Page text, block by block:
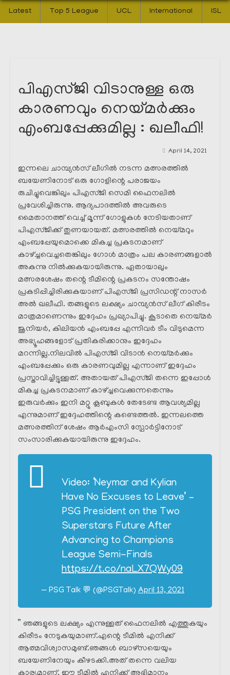
Latest Top 5 League UCL International ISL
പിഎസ്ജി വിടാനുള്ള ഒരു
കാരണവും നെയ്മർക്കും
എംബപ്പേക്കുമില്ല : ഖലീഫി!
April 14, 2021
ഇന്നലെ ചാമ്പ്യൻസ് ലീഗിൽ നടന്ന മത്സരത്തിൽ
ബയേണിനോട് ഒരു ഗോളിന്റെ പരാജയം
രുചിച്ചുവെങ്കിലും പിഎസ്ജി സെമി ഫൈനലിൽ
പ്രവേശിച്ചിരുന്നു. ആദ്യപാദത്തിൽ അവരുടെ
മൈതാനത്ത് വെച്ച് മൂന്ന് ഗോളുകൾ നേടിയതാണ്
പിഎസ്ജിക്ക് തുണയായത്. മത്സരത്തിൽ നെയ്മറും
എംബപ്പേയുമൊക്കെ മികച്ച പ്രകടനമാണ്
കാഴ്ച്ചവെച്ചതെങ്കിലും ഗോൾ മാത്രം പല കാരണങ്ങളാൽ
അകന്നു നിൽക്കുകയായിരുന്നു. ഏതായാലും
മത്സരശേഷം തന്റെ ടീമിന്റെ പ്രകടനം സന്തോഷം
പ്രകടിപ്പിച്ചിരിക്കുകയാണ് പിഎസ്ജി പ്രസിഡന്റ്‌ നാസർ
അൽ ഖലീഫി. തങ്ങളുടെ ലക്ഷ്യം ചാമ്പ്യൻസ് ലീഗ് കിരീടം
മാത്രമാണെന്നും ഇദ്ദേഹം പ്രഖ്യാപിച്ചു. കൂടാതെ നെയ്മർ
ജൂനിയർ, കിലിയൻ എംബപ്പേ എന്നിവർ ടീം വിടുമെന്ന
അഭ്യൂഹങ്ങളോട് പ്രതികരിക്കാനും ഇദ്ദേഹം
മറന്നില്ല.നിലവിൽ പിഎസ്ജി വിടാൻ നെയ്മർക്കും
എംബപ്പേക്കും ഒരു കാരണവുമില്ല എന്നാണ് ഇദ്ദേഹം
പ്രസ്താവിച്ചിട്ടുള്ളത്. അതായത് പിഎസ്ജി തന്നെ ഇപ്പോൾ
മികച്ച പ്രകടനമാണ് കാഴ്ച്ചവെക്കുന്നതെന്നും
ഇരുവർക്കും ഇനി മറ്റു ക്ലബുകൾ തേടേണ്ട ആവശ്യമില്ല
എന്നുമാണ് ഇദ്ദേഹത്തിന്റെ കണ്ടെത്തൽ. ഇന്നലത്തെ
മത്സരത്തിന് ശേഷം ആർഎംസി സ്പോർട്ടിനോട്
സംസാരിക്കുകയായിരുന്നു ഇദ്ദേഹം.
Video: ‘Neymar and Kylian
Have No Excuses to Leave’ –
PSG President on the Two
Superstars Future After
Advancing to Champions
League Semi-Finals
https://t.co/naLX7QWy09
— PSG Talk 💬 (@PSGTalk) April 13, 2021
” ഞങ്ങളുടെ ലക്ഷ്യം എന്നുള്ളത് ഫൈനലിൽ എത്തുകയും
കിരീടം നേടുകയുമാണ്.എന്റെ ടീമിൽ എനിക്ക്
ആത്മവിശ്വാസമുണ്ട്.ഞങ്ങൾ ബാഴ്‌സയെയും
ബയേണിനേയും കീഴടക്കി.അത്‌ തന്നെ വലിയ